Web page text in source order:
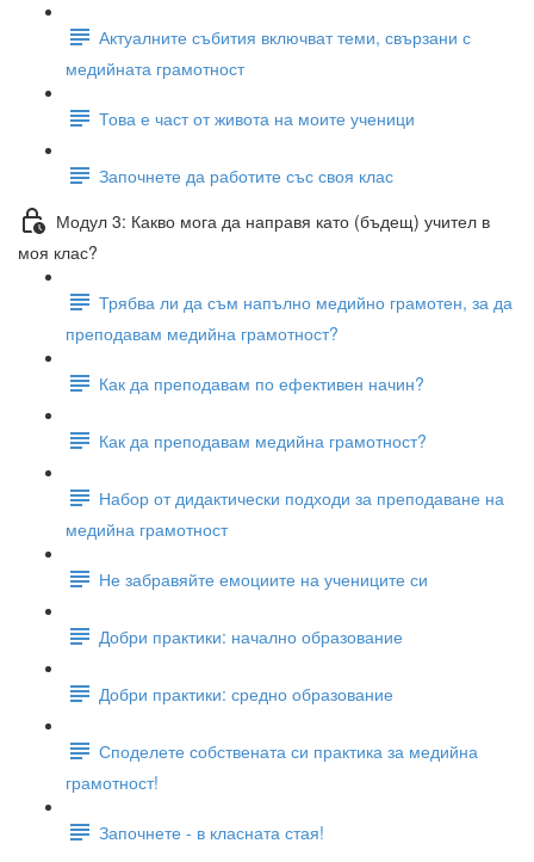
Актуалните събития включват теми, свързани с
медийната грамотност
Това е част от живота на моите ученици
Започнете да работите със своя клас
Модул 3: Какво мога да направя като (бъдещ) учител в
моя клас?
Трябва ли да съм напълно медийно грамотен, за да
преподавам медийна грамотност?
Как да преподавам по ефективен начин?
Как да преподавам медийна грамотност?
Набор от дидактически подходи за преподаване на
медийна грамотност
Не забравяйте емоциите на учениците си
Добри практики: начално образование
Добри практики: средно образование
Споделете собствената си практика за медийна
грамотност!
Започнете - в класната стая!